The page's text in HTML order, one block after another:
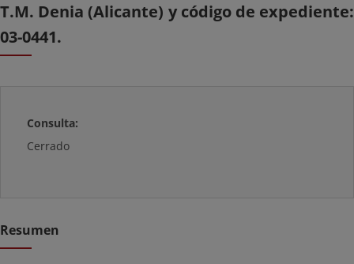
T.M. Denia (Alicante) y código de expediente:
03-0441.
Consulta:
Cerrado
Resumen